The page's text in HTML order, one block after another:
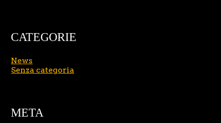
CATEGORIE
News
Senza categoria
META